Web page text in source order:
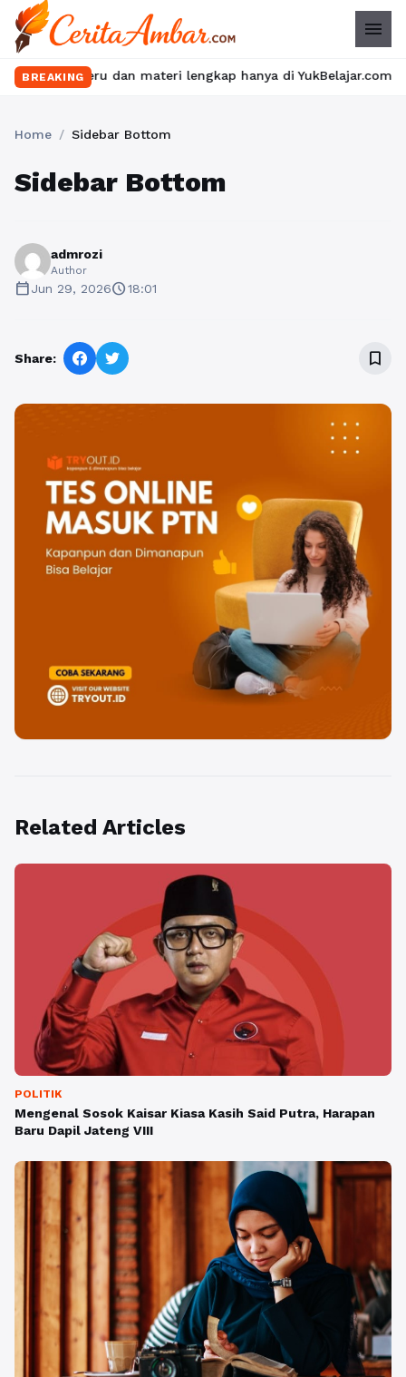
menu
BREAKING
dan materi lengkap hanya di YukBelajar.com. Mulai
Home / Sidebar Bottom
Sidebar Bottom
admrozi
Author
calendar_todayJun 29, 2026schedule18:01
Share: bookmark_border
Related Articles
POLITIK
Mengenal Sosok Kaisar Kiasa Kasih Said Putra, Harapan
Baru Dapil Jateng VIII